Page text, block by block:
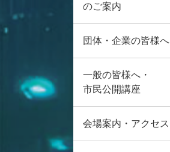
のご案内
団体・企業の皆様へ
一般の皆様へ・
市民公開講座
会場案内・アクセス